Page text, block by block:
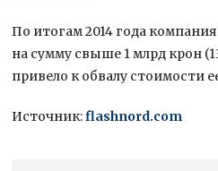
По итогам 2014 года
на сумму свыше 1 млрд крон
привело к обвалу стоимости
Источник:flashnord.com